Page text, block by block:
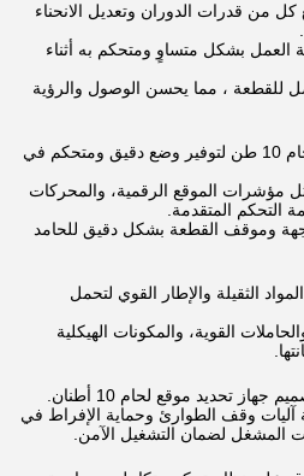
كل من قدرات الدوران وتعديل الانحناء
العمل بشكل متساوٍ ومتحكم به أثناء
للقطعة ، مما يحسن الوصول والرؤية
تم تصميم جهاز تحديد المواقع لحام 10 طن لتوفير وضع دقيق ومتحكم في
مؤشرات الموقع الرقمية، والمحركات
التحكم المتقدمة.
وموقف القطعة بشكل دقيق للحامد
10 طن من المواد الثقيلة والإطار القوي لتحمل
القوية، والمكونات الهيكلية
تحديد موقع لحام 10 أطنان.
وقف الطوارئ وحماية الإفراط في
المشغل لضمان التشغيل الآمن.